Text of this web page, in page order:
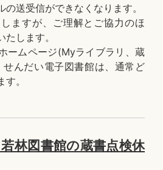
送受信ができなくなります。
ますが、ご理解とご協力のほ
します。
ームページ(Myライブラリ、蔵
んだい電子図書館は、通常ど
。
林図書館の蔵書点検休